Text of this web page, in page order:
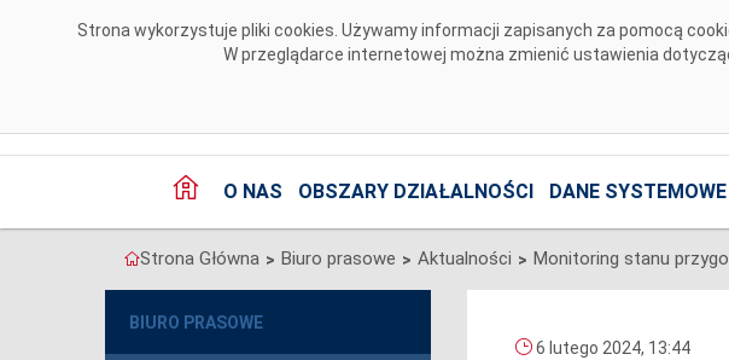
Strona wykorzystuje pliki cookies. Używamy informacji zapisanych za pomocą
W przeglądarce internetowej można zmienić ustawienia
O NAS OBSZARY DZIAŁALNOŚCI DANE SYSTEMOWE
Strona Główna > Biuro prasowe > Aktualności >
BIURO PRASOWE
6 lutego 2024, 13:44